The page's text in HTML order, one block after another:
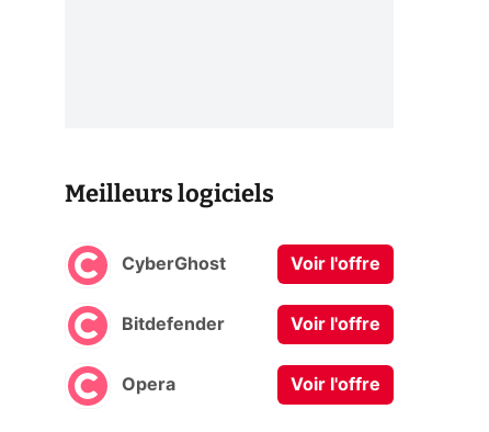
Meilleurs logiciels
CyberGhost Voir l'offre
Bitdefender Voir l'offre
Opera Voir l'offre